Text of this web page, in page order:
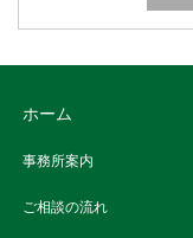
ホーム
事務所案内
ご相談の流れ